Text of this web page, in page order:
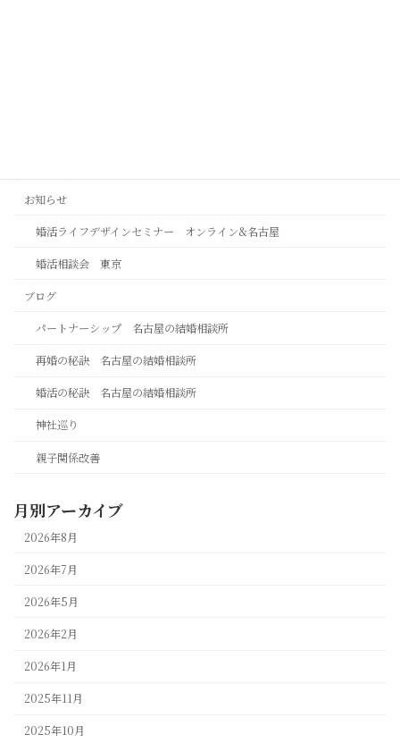
お知らせ
婚活ライフデザインセミナー オンライン&名古屋
婚活相談会 東京
ブログ
パートナーシップ 名古屋の結婚相談所
再婚の秘訣 名古屋の結婚相談所
婚活の秘訣 名古屋の結婚相談所
神社巡り
親子関係改善
月別アーカイブ
2026年8月
2026年7月
2026年5月
2026年2月
2026年1月
2025年11月
2025年10月